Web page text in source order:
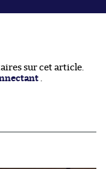
sur cet article.